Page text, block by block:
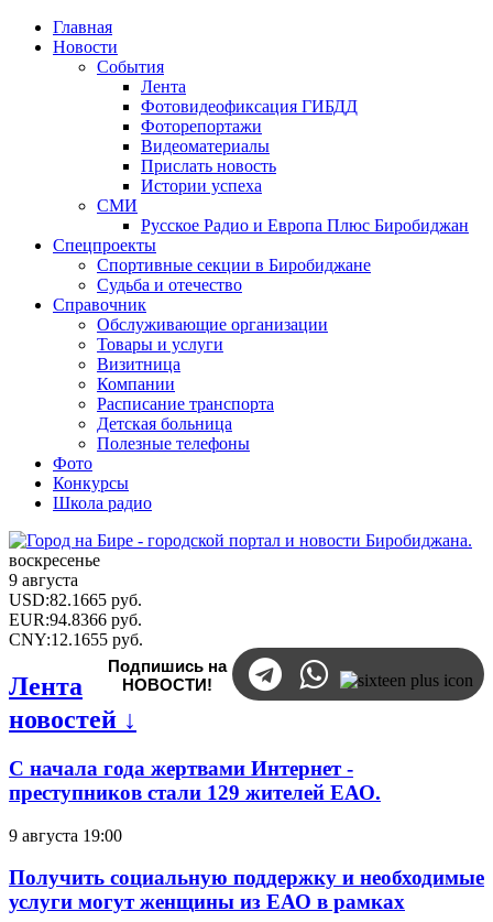
Главная
Новости
События
Лента
Фотовидеофиксация ГИБДД
Фоторепортажи
Видеоматериалы
Прислать новость
Истории успеха
СМИ
Русское Радио и Европа Плюс Биробиджан
Спецпроекты
Спортивные секции в Биробиджане
Судьба и отечество
Справочник
Обслуживающие организации
Товары и услуги
Визитница
Компании
Расписание транспорта
Детская больница
Полезные телефоны
Фото
Конкурсы
Школа радио
воскресенье
9 августа
USD:82.1665 руб.
EUR:94.8366 руб.
CNY:12.1655 руб.
Подпишись на
НОВОСТИ!
Лента
новостей ↓
С начала года жертвами Интернет -
преступников стали 129 жителей ЕАО.
9 августа 19:00
Получить социальную поддержку и необходимые
услуги могут женщины из ЕАО в рамках